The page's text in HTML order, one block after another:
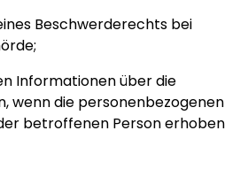
Beschwerderechts bei
Informationen über die
wenn die personenbezogenen
betroffenen Person erhoben